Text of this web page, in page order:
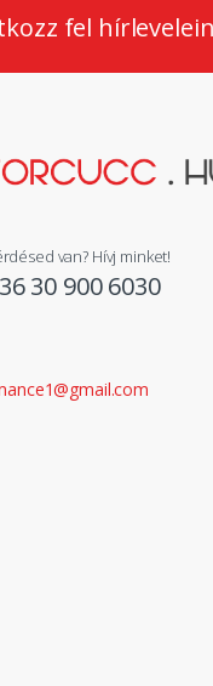
fel
van? Hívj minket!
30 900 6030